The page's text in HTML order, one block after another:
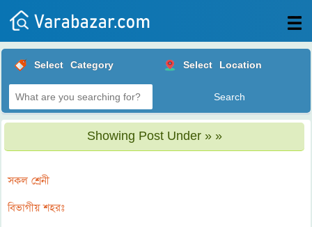
Posts
Login
Select Category Select Location
Showing Post Under » »
সকল শ্রেনী
বিভাগীয় শহরঃ